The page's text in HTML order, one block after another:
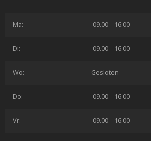
Ma: 09.00 – 16.00
Di: 09.00 – 16.00
Wo: Gesloten
Do: 09.00 – 16.00
Vr: 09.00 – 16.00